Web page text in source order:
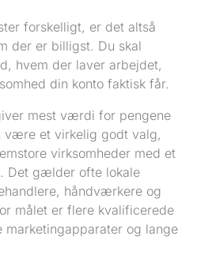
forskelligt, er det altså
der er billigst. Du skal
hvem der laver arbejdet,
din konto faktisk får.
mest værdi for pengene
være et virkelig godt valg,
virksomheder med et
Det gælder ofte lokale
håndværkere og
målet er flere kvalificerede
marketingapparater og lange